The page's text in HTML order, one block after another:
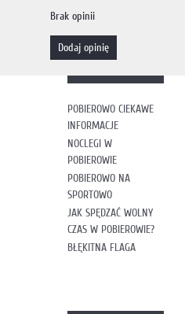
Brak opinii
dodaj opinię
POBIEROWO CIEKAWE
INFORMACJE
NOCLEGI W
POBIEROWIE
POBIEROWO NA
SPORTOWO
JAK SPĘDZAĆ WOLNY
CZAS W POBIEROWIE?
BŁĘKITNA FLAGA